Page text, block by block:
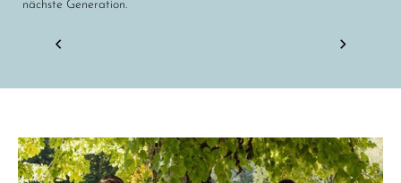
nächste Generation.